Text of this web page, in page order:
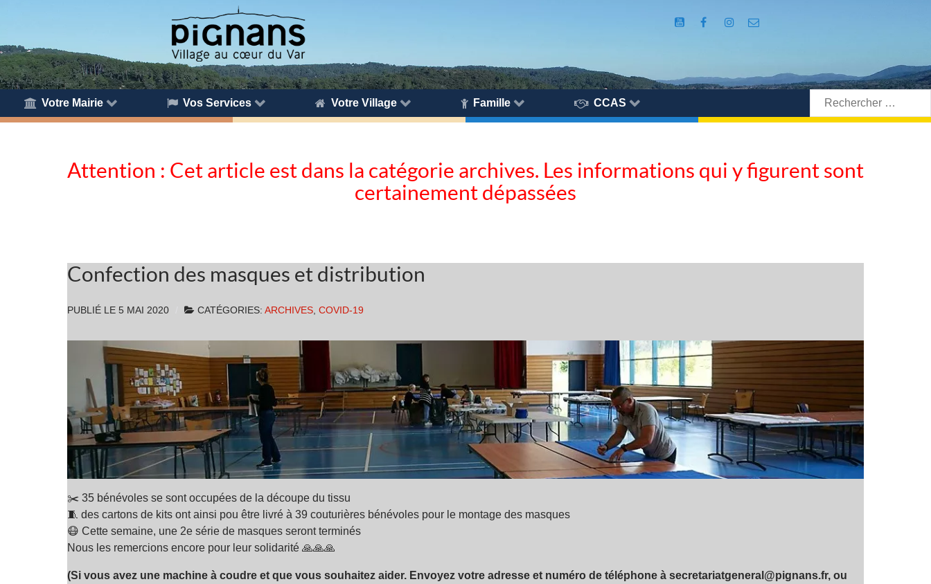
Votre Mairie Vos Services Votre Village Famille CCAS
Rechercher:
Attention : Cet article est dans la catégorie archives. Les informations qui y figurent sont
certainement dépassées
Confection des masques et distribution
PUBLIÉ LE 5 MAI 2020 CATÉGORIES: ARCHIVES COVID-19
✂️ 35 bénévoles se sont occupées de la découpe du tissu
🧵 des cartons de kits ont ainsi pou être livré à 39 couturières bénévoles pour le montage des masques
😷 Cette semaine, une 2e série de masques seront terminés
Nous les remercions encore pour leur solidarité 🙏🙏🙏
(Si vous avez une machine à coudre et que vous souhaitez aider. Envoyez votre adresse et numéro de téléphone à secretariatgeneral@pignans.fr, ou